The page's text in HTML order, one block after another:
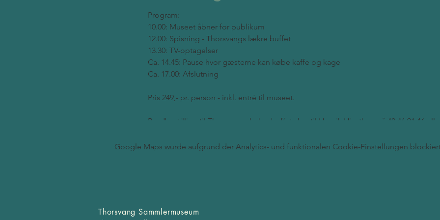
Program:
10.00: Museet åbner for publikum
12.00: Spisning - Thorsvangs lækre buffet
13.30: TV-optagelser
Ca. 14.45: Pause hvor gæsterne kan købe kaffe og kage
Ca. 17.00: Afslutning
Pris 249,- pr. person - inkl. entré til museet.
Bordbestilling til Thorsvangs lækre buffet sker til Henrik Hjortkær på 40 46 91 46
PÅ SCENEN:
CHRIS HART
Google Maps wurde aufgrund der Analytics- und funktionalen Cookie-Einstellungen
Thorsvang Sammlermuseum